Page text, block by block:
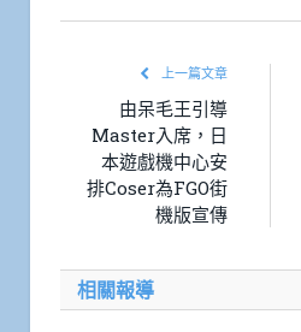
上一篇文章
由呆毛王引導
Master入席，日
本遊戲機中心安
排Coser為FGO街
機版宣傳
相關報導